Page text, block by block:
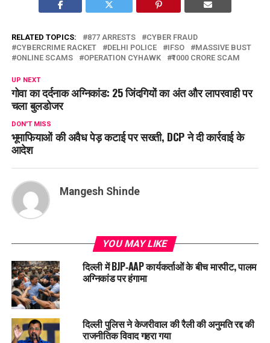
RELATED TOPICS: 877 ARRESTS
CYBER FRAUD
CYBERCRIME RACKET
DELHI POLICE IFSO
MASSIVE BUST
ONLINE SCAMS
OPERATION CYHAWK ₹1000 CRORE SCAM
UP NEXT
गोवा का दर्दनाक अग्निकांड: 25 जिंदगियों का अंत और लापरवाही पर
चला बुलडोजर
DON'T MISS
भूमाफियाओं की अवैध पेड़ कटाई पर सख्ती, DCP ने दी कार्रवाई के
आदेश
Mangesh Shinde
YOU MAY LIKE
दिल्ली में BJP‑AAP कार्यकर्ताओं के बीच मारपीट, पालम
अग्निकांड पर हंगामा
दिल्ली पुलिस ने केजरीवाल की रैली की अनुमति रद्द की
राजनीतिक विवाद गहरा गया